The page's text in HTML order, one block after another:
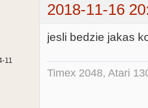
2018-11-16
11
jesli bedzie jakas
Timex 2048, Atari